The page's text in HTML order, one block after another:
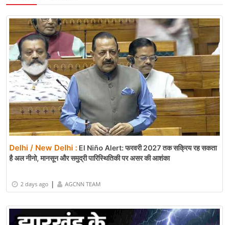
Delhi / New Delhi : El Niño Alert: फरवरी 2027 तक सक्रिय रह सकता
है अल नीनो, मानसून और समुद्री पारिस्थितिकी पर असर की आशंका
2 days ago | AGCNN TEAM